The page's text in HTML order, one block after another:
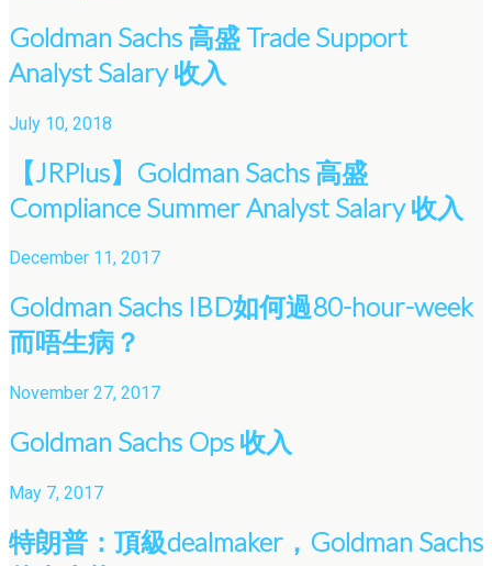
Goldman Sachs 高盛 Trade Support
Analyst Salary 收入
July 10, 2018
【JRPlus】Goldman Sachs 高盛
Compliance Summer Analyst Salary 收入
December 11, 2017
Goldman Sachs IBD如何過80-hour-week
而唔生病？
November 27, 2017
Goldman Sachs Ops 收入
May 7, 2017
特朗普：頂級dealmaker，Goldman Sachs